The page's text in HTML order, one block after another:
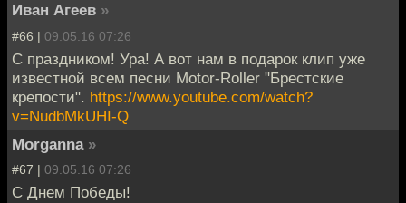
Иван Агеев »
#66 | 09.05.16 07:26
С праздником! Ура! А вот нам в подарок клип уже
известной всем песни Motor-Roller "Брестские
крепости". https://www.youtube.com/watch?
v=NudbMkUHI-Q
Morganna »
#67 | 09.05.16 07:26
С Днем Победы!